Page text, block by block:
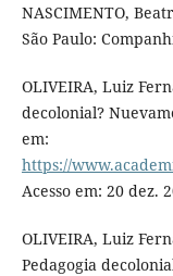
NASCIMENTO,
São Paulo:
OLIVEIRA, Luiz
decolonial?
em:
https://
Acesso em: 20 dez.
OLIVEIRA, Luiz
Pedagogia